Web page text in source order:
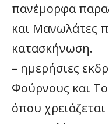
πανέμορφα
και Μανωλάτες
κατασκήνωση.
– ημερήσιες
Φούρνους και
όπου